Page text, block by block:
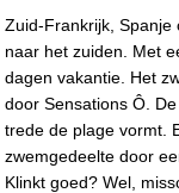
Zuid-Frankrijk, Spanje
naar het zuiden. Met
dagen vakantie. Het
door Sensations Ô.
trede de plage vormt.
zwemgedeelte door
Klinkt goed? Wel,